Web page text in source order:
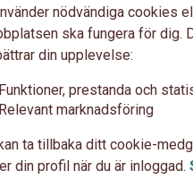
i tid
till Kronofogden och
på en ränta om du
och undviker du
nödvändiga cookies
ska fungera för dig.
din upplevelse:
Funktioner, prestanda och
Relevant marknadsföring
ta tillbaka ditt cookie-
din profil när du är inloggad.